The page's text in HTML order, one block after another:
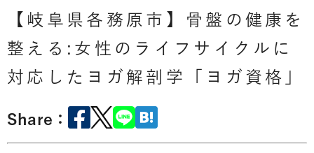
【岐阜県各務原市】骨盤の健康を
整える:女性のライフサイクルに
対応したヨガ解剖学「ヨガ資格」
Share：